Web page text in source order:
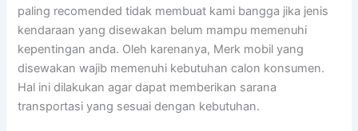
paling recomended tidak membuat kami bangga jika jenis
kendaraan yang disewakan belum mampu memenuhi
kepentingan anda. Oleh karenanya, Merk mobil yang
disewakan wajib memenuhi kebutuhan calon konsumen.
Hal ini dilakukan agar dapat memberikan sarana
transportasi yang sesuai dengan kebutuhan.